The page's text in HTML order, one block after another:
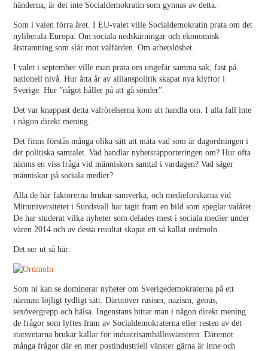
händerna, är det inte Socialdemokratin som gynnas av detta.
Som i valen förra året. I EU-valet ville Socialdemokratin prata om det
nyliberala Europa. Om sociala nedskärningar och ekonomisk
åtstramning som slår mot välfärden. Om arbetslöshet.
I valet i september ville man prata om ungefär samma sak, fast på
nationell nivå. Hur åtta år av allianspolitik skapat nya klyftor i
Sverige. Hur ”något håller på att gå sönder”.
Det var knappast detta valrörelserna kom att handla om. I alla fall inte
i någon direkt mening.
Det finns förstås många olika sätt att mäta vad som är dagordningen i
det politiska samtalet. Vad handlar nyhetsrapporteringen om? Hur ofta
nämns en viss fråga vid människors samtal i vardagen? Vad säger
människor på sociala medier?
Alla de här faktorerna brukar samverka, och medieforskarna vid
Mittuniversitetet i Sundsvall har tagit fram en bild som speglar valåret.
De har studerat vilka nyheter som delades mest i sociala medier under
våren 2014 och av dessa resultat skapat ett så kallat ordmoln.
Det ser ut så här:
Som ni kan se dominerar nyheter om Sverigedemokraterna på ett
närmast löjligt tydligt sätt. Därutöver rasism, nazism, genus,
sexövergrepp och hälsa. Ingenstans hittar man i någon direkt mening
de frågor som lyftes fram av Socialdemokraterna eller resten av det
statsvetarna brukar kallar för industrisamhällesvänstern. Däremot
många frågor där en mer postindustriell vänster gärna är inne och